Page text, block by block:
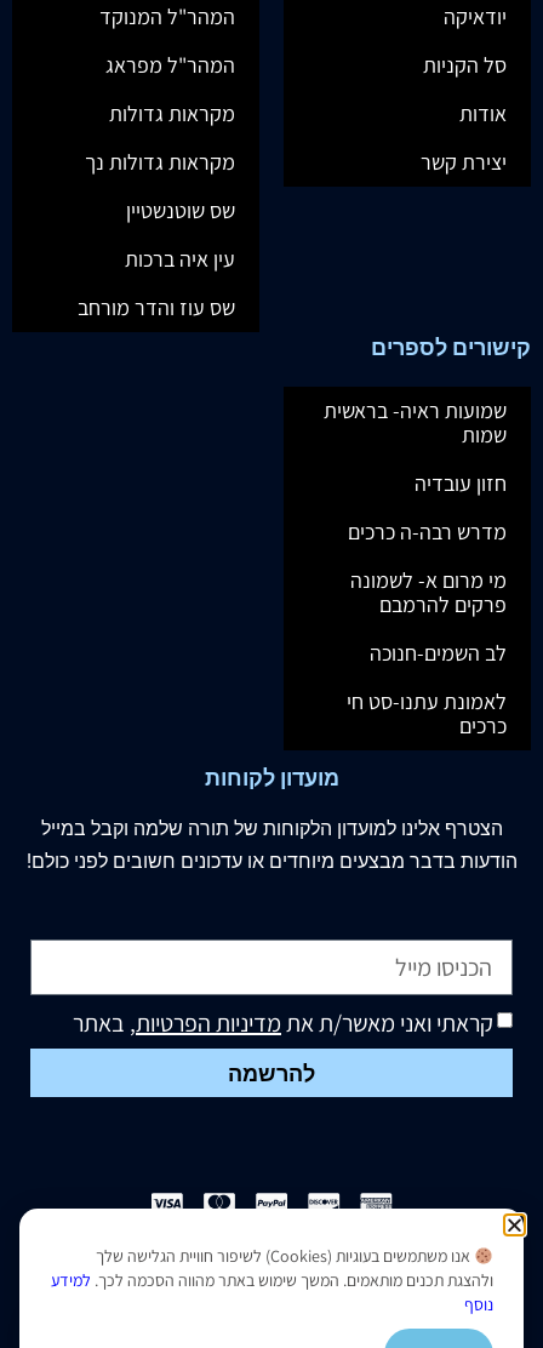
יודאיקה
סל הקניות
אודות
יצירת קשר
המהר"ל המנוקד
המהר"ל מפראג
מקראות גדולות
מקראות גדולות נך
שס שוטנשטיין
עין איה ברכות
שס עוז והדר מורחב
קישורים לספרים
שמועות ראיה- בראשית
שמות
חזון עובדיה
מדרש רבה-ה כרכים
מי מרום א- לשמונה
פרקים להרמבם
לב השמים-חנוכה
לאמונת עתנו-סט חי
כרכים
מועדון לקוחות
הצטרף אלינו למועדון הלקוחות של תורה שלמה וקבל במייל
הודעות בדבר מבצעים מיוחדים או עדכונים חשובים לפני כולם!
קראתי ואני מאשר/ת אתמדיניות הפרטיות, באתר
להרשמה
הצהרת נגישות|מדיניות פרטיות
נבנה ועוצב על ידי –
אנו משתמשים בעוגיות (Cookies) לשיפור חוויית הגלישה שלך
ולהצגת תכנים מותאמים. המשך שימוש באתר מהווה הסכמה לכך. למידע
נוסף